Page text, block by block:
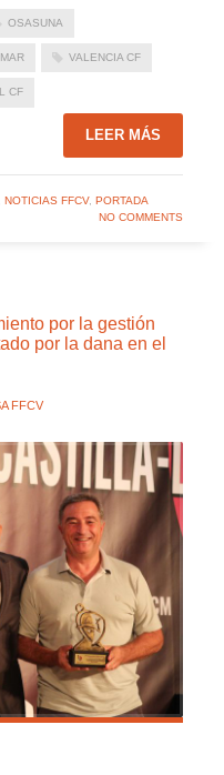
OSASUNA
VALENCIA CF
CF
LEER MÁS
NOTICIAS FFCV, PORTADA
NO COMMENTS
por la gestión
por la dana en el
FFCV